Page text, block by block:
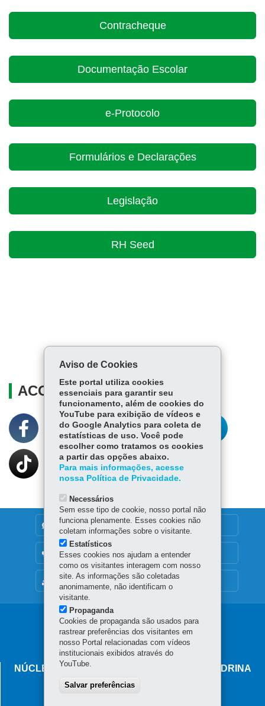
Contracheque
Documentação Escolar
e-Protocolo
Formulários e Declarações
Legislação
RH Seed
ACOMPANHE
MAPA DO SITE
DENUNCIE CORRUPÇÃO
OUVIDORIA
Navegação
principal
NÚCLEO REGIONAL DE EDUCAÇÃO DE LONDRINA
Av. Celso Garcia Cid, 658 - Centro
Aviso de Cookies
Este portal utiliza cookies
essenciais para garantir seu
funcionamento, além de cookies do
YouTube para exibição de vídeos e
do Google Analytics para coleta de
estatísticas de uso. Você pode
escolher como tratamos os cookies
a partir das opções abaixo.
Para mais informações, acesse
nossa Política de Privacidade.
Necessários
Sem esse tipo de cookie, nosso portal não
funciona plenamente. Esses cookies não
coletam informações sobre o visitante.
Estatísticos
Esses cookies nos ajudam a entender
como os visitantes interagem com nosso
site. As informações são coletadas
anonimamente, não identificam o
visitante.
Propaganda
Cookies de propaganda são usados para
rastrear preferências dos visitantes em
nosso Portal relacionadas com vídeos
institucionais exibidos através do
YouTube.
Salvar preferências